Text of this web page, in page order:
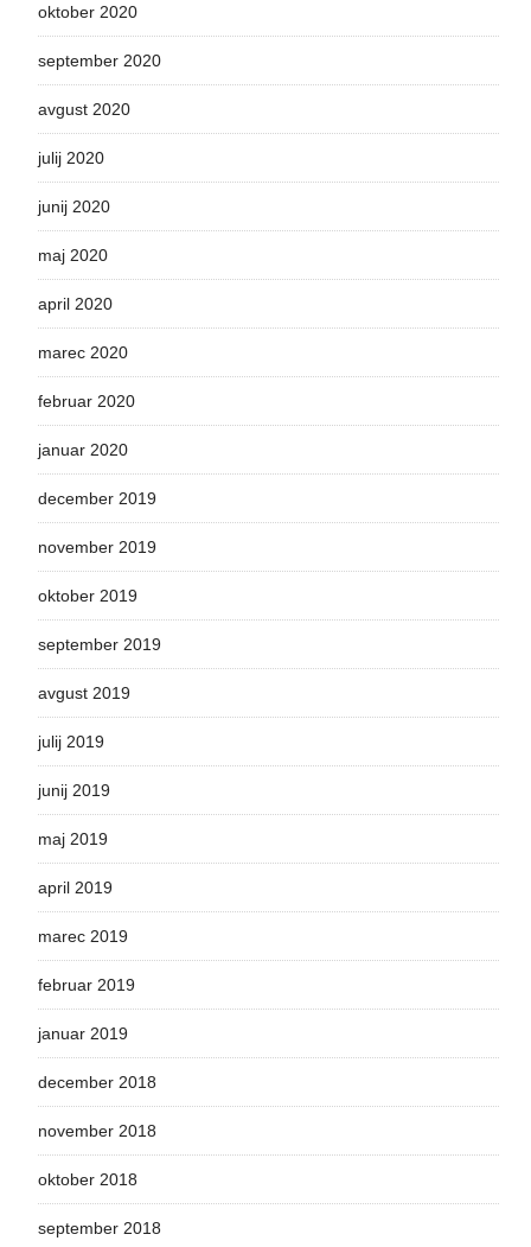
oktober 2020
september 2020
avgust 2020
julij 2020
junij 2020
maj 2020
april 2020
marec 2020
februar 2020
januar 2020
december 2019
november 2019
oktober 2019
september 2019
avgust 2019
julij 2019
junij 2019
maj 2019
april 2019
marec 2019
februar 2019
januar 2019
december 2018
november 2018
oktober 2018
september 2018